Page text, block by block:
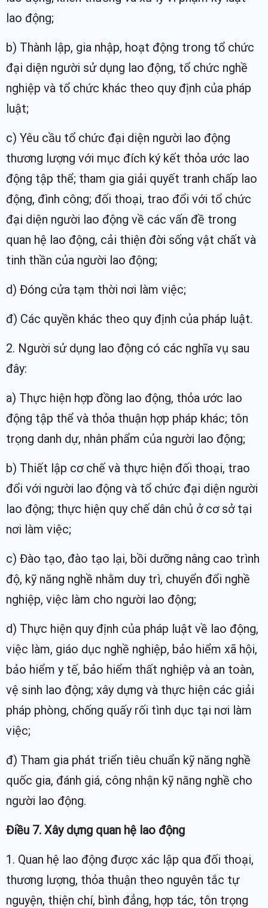
lao động;
b) Thành lập, gia nhập, hoạt động trong tổ chức
đại diện người sử dụng lao động, tổ chức nghề
nghiệp và tổ chức khác theo quy định của pháp
luật;
c) Yêu cầu tổ chức đại diện người lao động
thương lượng với mục đích ký kết thỏa ước lao
động tập thể; tham gia giải quyết tranh chấp lao
động, đình công; đối thoại, trao đổi với tổ chức
đại diện người lao động về các vấn đề trong
quan hệ lao động, cải thiện đời sống vật chất và
tinh thần của người lao động;
d) Đóng cửa tạm thời nơi làm việc;
đ) Các quyền khác theo quy định của pháp luật.
2. Người sử dụng lao động có các nghĩa vụ sau
đây:
a) Thực hiện hợp đồng lao động, thỏa ước lao
động tập thể và thỏa thuận hợp pháp khác; tôn
trọng danh dự, nhân phẩm của người lao động;
b) Thiết lập cơ chế và thực hiện đối thoại, trao
đổi với người lao động và tổ chức đại diện người
lao động; thực hiện quy chế dân chủ ở cơ sở tại
nơi làm việc;
c) Đào tạo, đào tạo lại, bồi dưỡng nâng cao trình
độ, kỹ năng nghề nhằm duy trì, chuyển đổi nghề
nghiệp, việc làm cho người lao động;
d) Thực hiện quy định của pháp luật về lao động,
việc làm, giáo dục nghề nghiệp, bảo hiểm xã hội,
bảo hiểm y tế, bảo hiểm thất nghiệp và an toàn,
vệ sinh lao động; xây dựng và thực hiện các giải
pháp phòng, chống quấy rối tình dục tại nơi làm
việc;
đ) Tham gia phát triển tiêu chuẩn kỹ năng nghề
quốc gia, đánh giá, công nhận kỹ năng nghề cho
người lao động.
Điều 7. Xây dựng quan hệ lao động
1. Quan hệ lao động được xác lập qua đối thoại,
thương lượng, thỏa thuận theo nguyên tắc tự
nguyện, thiện chí, bình đẳng, hợp tác, tôn trọng